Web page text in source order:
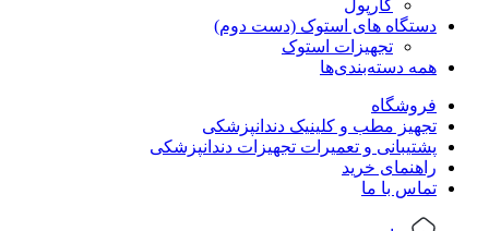
کارپول
دستگاه های استوک (دست دوم)
تجهیزات استوک
همه دسته‌بندی‌ها
فروشگاه
تجهیز مطب و کلینیک دندانپزشکی
پشتیبانی و تعمیرات تجهیزات دندانپزشکی
راهنمای خرید
تماس با ما